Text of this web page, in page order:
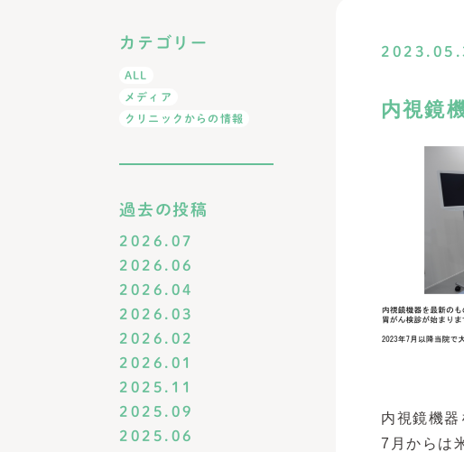
カテゴリー
ALL
メディア
クリニックからの情報
過去の投稿
2026.07
2026.06
2026.04
2026.03
2026.02
2026.01
2025.11
2025.09
2025.06
内視鏡
内視鏡機
7月からは